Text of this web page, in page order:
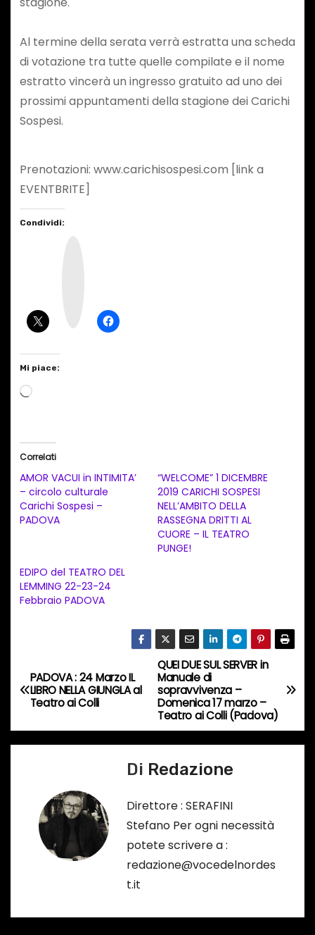
Al termine della serata verrà estratta una scheda
di votazione tra tutte quelle compilate e il nome
estratto vincerà un ingresso gratuito ad uno dei
prossimi appuntamenti della stagione dei Carichi
Sospesi.
Prenotazioni: www.carichisospesi.com [link a
EVENTBRITE]
Condividi:
Mi piace:
C
a
m
e
t
o
i
r
s
…
Correlati
AMOR VACUI in INTIMITA’
– circolo culturale
Carichi Sospesi –
PADOVA
“WELCOME” 1 DICEMBRE
2019 CARICHI SOSPESI
NELL’AMBITO DELLA
RASSEGNA DRITTI AL
CUORE – IL TEATRO
PUNGE!
EDIPO del TEATRO DEL
LEMMING 22-23-24
Febbraio PADOVA
N
a
v
QUEI DUE SUL SERVER in
Manuale di
sopravvivenza –
Domenica 17 marzo –
Teatro ai Colli (Padova)
PADOVA : 24 Marzo IL
LIBRO NELLA GIUNGLA al
Teatro ai Colli
Di Redazione
Direttore : SERAFINI
Stefano Per ogni necessità
potete scrivere a :
redazione@vocedelnordes
t.it